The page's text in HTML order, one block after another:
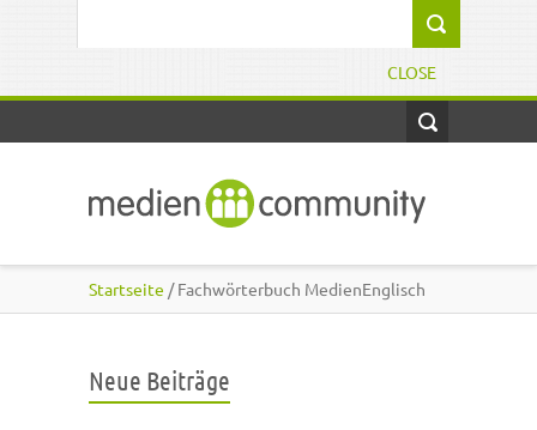
CLOSE
Startseite / Fachwörterbuch MedienEnglisch
Neue Beiträge